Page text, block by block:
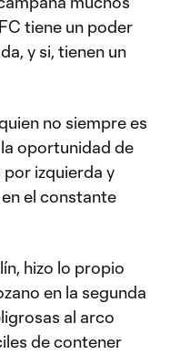
tiene un poder
y si, tienen un
no siempre es
oportunidad de
izquierda y
el constante
hizo lo propio
en la segunda
al arco
de contener